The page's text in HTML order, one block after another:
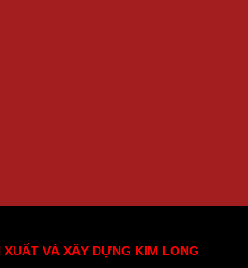
XUẤT VÀ XÂY DỰNG KIM LONG